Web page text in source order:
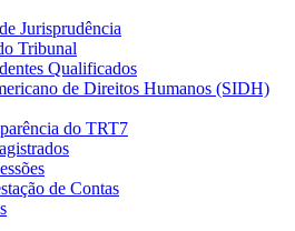
Jurisprudência
Tribunal
Qualificados
de Direitos Humanos (SIDH)
do TRT7
de Contas